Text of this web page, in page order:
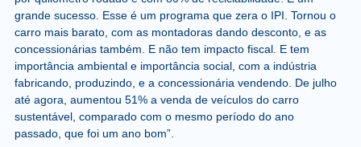
grande sucesso. Esse é um programa que zera o IPI. Tornou o
carro mais barato, com as montadoras dando desconto, e as
concessionárias também. E não tem impacto fiscal. E tem
importância ambiental e importância social, com a indústria
fabricando, produzindo, e a concessionária vendendo. De julho
até agora, aumentou 51% a venda de veículos do carro
sustentável, comparado com o mesmo período do ano
passado, que foi um ano bom”.